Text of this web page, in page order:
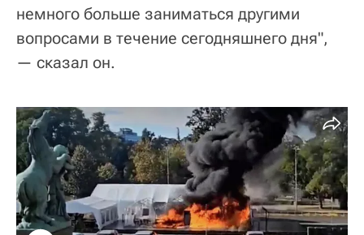
немного больше заниматься другими
вопросами в течение сегодняшнего дня",
— сказал он.